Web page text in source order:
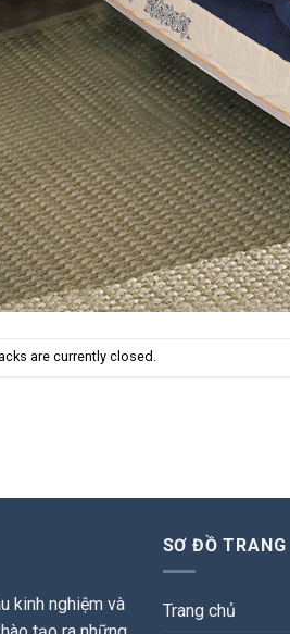
are currently closed.
kinh nghiệm và
SƠ ĐỒ TRANG
Trang chủ